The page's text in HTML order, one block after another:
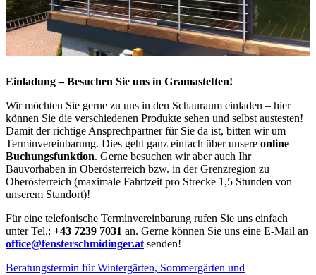
Einladung – Besuchen Sie uns in Gramastetten!
Wir möchten Sie gerne zu uns in den Schauraum einladen – hier
können Sie die verschiedenen Produkte sehen und selbst austesten!
Damit der richtige Ansprechpartner für Sie da ist, bitten wir um
Terminvereinbarung. Dies geht ganz einfach über unsere online
Buchungsfunktion. Gerne besuchen wir aber auch Ihr
Bauvorhaben in Oberösterreich bzw. in der Grenzregion zu
Oberösterreich (maximale Fahrtzeit pro Strecke 1,5 Stunden von
unserem Standort)!
Für eine telefonische Terminvereinbarung rufen Sie uns einfach
unter Tel.: +43 7239 7031 an. Gerne können Sie uns eine E-Mail an
office@fensterschmidinger.at senden!
Beratungstermin für Wintergärten, Sommergärten und